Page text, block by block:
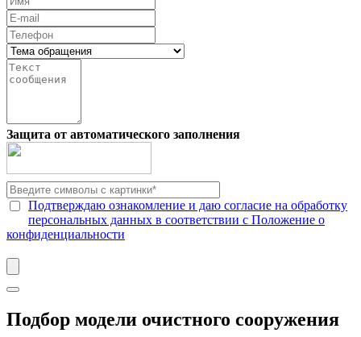
Защита от автоматического заполнения
Подтверждаю ознакомление и даю согласие на обработку
персональных данных в соответствии с Положение о
конфиденциальности
Подбор модели очистного сооружения